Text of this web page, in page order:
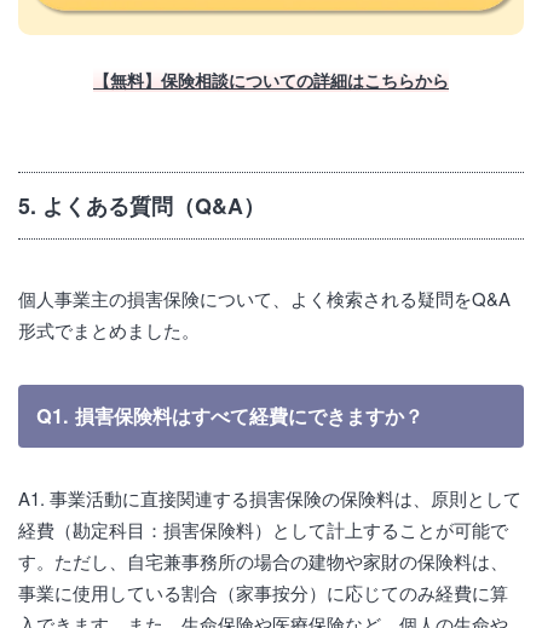
【無料】保険相談についての詳細はこちらから
5. よくある質問（Q&A）
個人事業主の損害保険について、よく検索される疑問をQ&A
形式でまとめました。
Q1. 損害保険料はすべて経費にできますか？
A1. 事業活動に直接関連する損害保険の保険料は、原則として
経費（勘定科目：損害保険料）として計上することが可能で
す。ただし、自宅兼事務所の場合の建物や家財の保険料は、
事業に使用している割合（家事按分）に応じてのみ経費に算